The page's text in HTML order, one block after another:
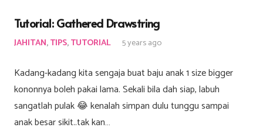
Tutorial: Gathered Drawstring
JAHITAN,TIPS,TUTORIAL 5 years ago
Kadang-kadang kita sengaja buat baju anak 1 size bigger
kononnya boleh pakai lama. Sekali bila dah siap, labuh
sangatlah pulak 😂 kenalah simpan dulu tunggu sampai
anak besar sikit..tak kan…